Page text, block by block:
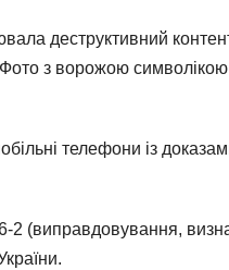
деструктивний
Фото з ворожою
телефони із
2 (виправдовування,